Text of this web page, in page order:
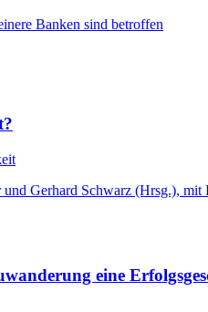
Banken sind betroffen
und Gerhard Schwarz (Hrsg.),
eine